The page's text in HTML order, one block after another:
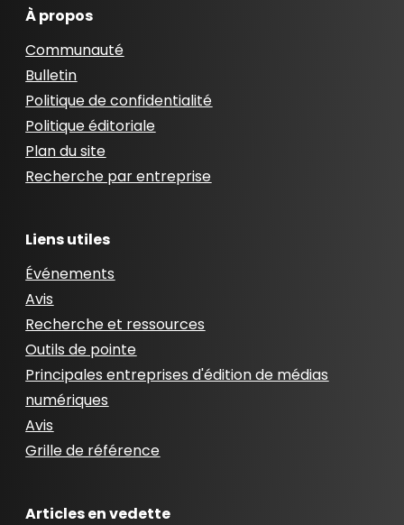
À propos
Communauté
Bulletin
Politique de confidentialité
Politique éditoriale
Plan du site
Recherche par entreprise
Liens utiles
Événements
Avis
Recherche et ressources
Outils de pointe
Principales entreprises d'édition de médias
numériques
Avis
Grille de référence
Articles en vedette